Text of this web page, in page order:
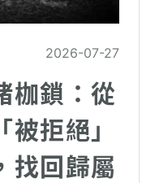
2026-07-27
枷鎖：從
被拒絕」
找回歸屬